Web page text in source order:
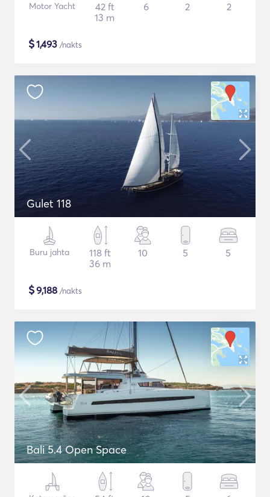
Motor Yacht
42 ft
13 m
6 2 2
$1,493 /nakts
Gulet 118
Buru jahta
118 ft
36 m
10 5 5
$9,188 /nakts
Bali 5.4 Open Space